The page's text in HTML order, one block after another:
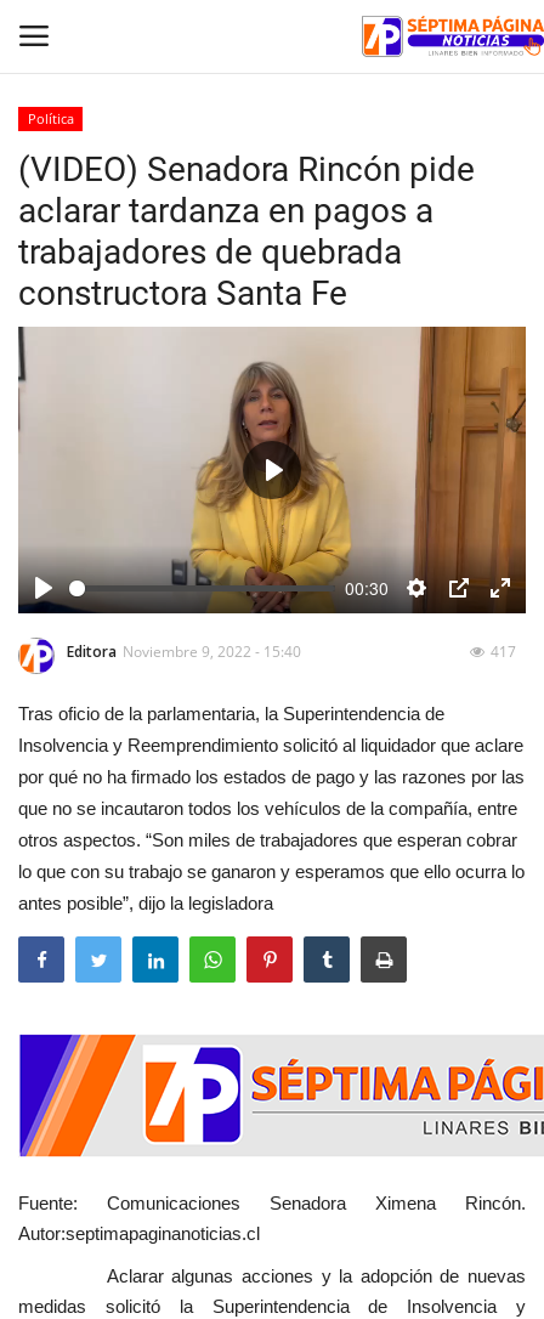
Inicio
Crónica
Policial
Tribunales
Política
(VIDEO) Senadora Rincón pide
aclarar tardanza en pagos a
trabajadores de quebrada
constructora Santa Fe
Play
00:30
Settings
PIP
Enter
Play
Editora Noviembre 9, 2022 - 15:40 417
Tras oficio de la parlamentaria, la Superintendencia de
Insolvencia y Reemprendimiento solicitó al liquidador que aclare
por qué no ha firmado los estados de pago y las razones por las
que no se incautaron todos los vehículos de la compañía, entre
otros aspectos. “Son miles de trabajadores que esperan cobrar
lo que con su trabajo se ganaron y esperamos que ello ocurra lo
antes posible”, dijo la legisladora
Fuente: Comunicaciones Senadora Ximena Rincón.
Autor:septimapaginanoticias.cl
Aclarar algunas acciones y la adopción de nuevas
medidas solicitó la Superintendencia de Insolvencia y